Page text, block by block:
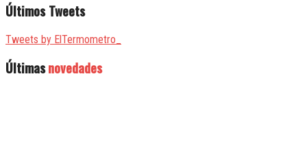
Últimos Tweets
Tweets by ElTermometro_
Últimasnovedades